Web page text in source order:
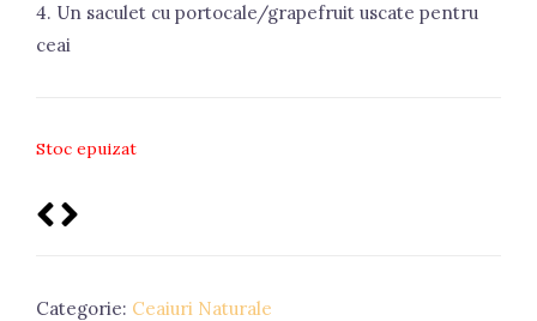
4. Un saculet cu portocale/grapefruit uscate pentru
ceai
Stoc epuizat
Categorie: Ceaiuri Naturale